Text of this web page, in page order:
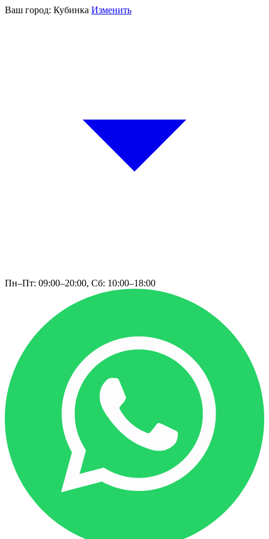
Ваш город: Кубинка Изменить
Пн–Пт: 09:00–20:00, Сб: 10:00–18:00